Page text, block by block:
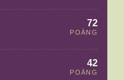
72
POÄNG
42
POÄNG